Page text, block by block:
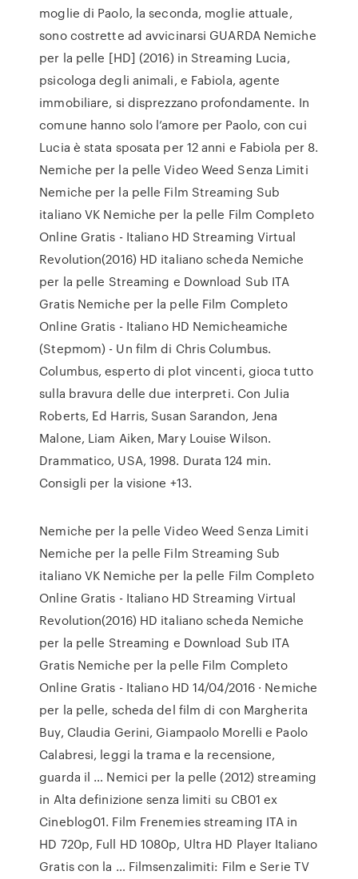
moglie di Paolo, la seconda, moglie attuale,
sono costrette ad avvicinarsi GUARDA Nemiche
per la pelle [HD] (2016) in Streaming Lucia,
psicologa degli animali, e Fabiola, agente
immobiliare, si disprezzano profondamente. In
comune hanno solo l’amore per Paolo, con cui
Lucia è stata sposata per 12 anni e Fabiola per 8.
Nemiche per la pelle Video Weed Senza Limiti
Nemiche per la pelle Film Streaming Sub
italiano VK Nemiche per la pelle Film Completo
Online Gratis - Italiano HD Streaming Virtual
Revolution(2016) HD italiano scheda Nemiche
per la pelle Streaming e Download Sub ITA
Gratis Nemiche per la pelle Film Completo
Online Gratis - Italiano HD Nemicheamiche
(Stepmom) - Un film di Chris Columbus.
Columbus, esperto di plot vincenti, gioca tutto
sulla bravura delle due interpreti. Con Julia
Roberts, Ed Harris, Susan Sarandon, Jena
Malone, Liam Aiken, Mary Louise Wilson.
Drammatico, USA, 1998. Durata 124 min.
Consigli per la visione +13.
Nemiche per la pelle Video Weed Senza Limiti
Nemiche per la pelle Film Streaming Sub
italiano VK Nemiche per la pelle Film Completo
Online Gratis - Italiano HD Streaming Virtual
Revolution(2016) HD italiano scheda Nemiche
per la pelle Streaming e Download Sub ITA
Gratis Nemiche per la pelle Film Completo
Online Gratis - Italiano HD 14/04/2016 · Nemiche
per la pelle, scheda del film di con Margherita
Buy, Claudia Gerini, Giampaolo Morelli e Paolo
Calabresi, leggi la trama e la recensione,
guarda il … Nemici per la pelle (2012) streaming
in Alta definizione senza limiti su CB01 ex
Cineblog01. Film Frenemies streaming ITA in
HD 720p, Full HD 1080p, Ultra HD Player Italiano
Gratis con la … Filmsenzalimiti: Film e Serie TV